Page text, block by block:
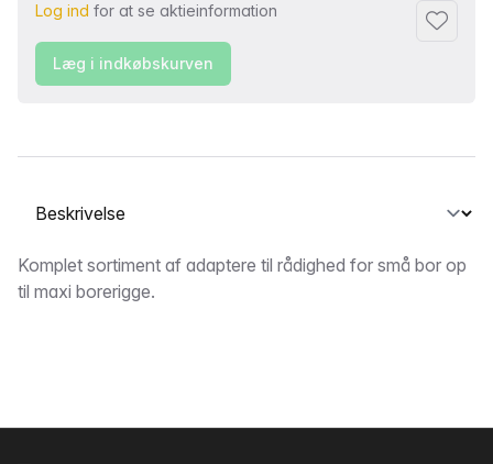
Log ind for at se aktieinformation
Føj til
Læg i indkøbskurven
Vælg en fane
Beskrivelse
Komplet sortiment af adaptere til rådighed for små bor op
til maxi borerigge.